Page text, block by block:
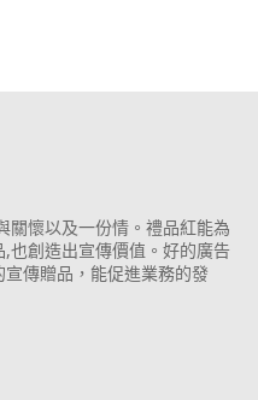
關懷以及一份情。禮品紅能為
也創造出宣傳價值。好的廣告
傳贈品，能促進業務的發